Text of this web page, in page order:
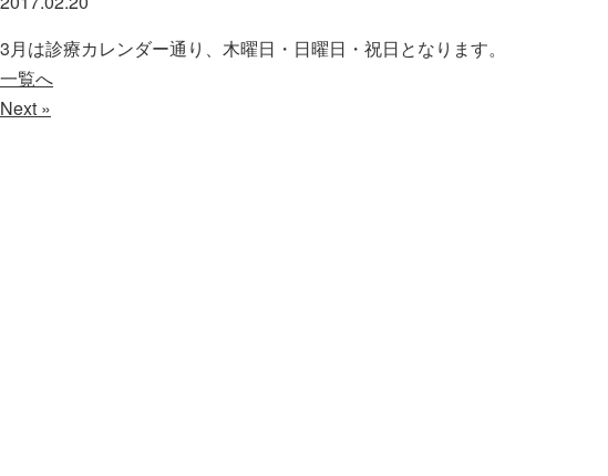
3月は診療カレンダー通り、木曜日・日曜日・祝日となります。
一覧へ
Next »